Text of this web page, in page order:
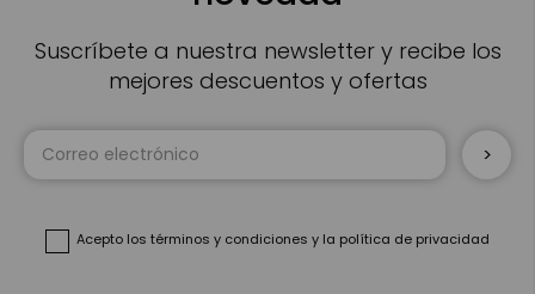
Suscríbete a nuestra newsletter y recibe los
mejores descuentos y ofertas
Acepto los términos y condiciones y la política de privacidad